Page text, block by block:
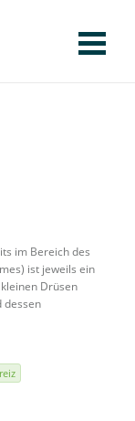
im Bereich des
ist jeweils ein
Drüsen
dessen